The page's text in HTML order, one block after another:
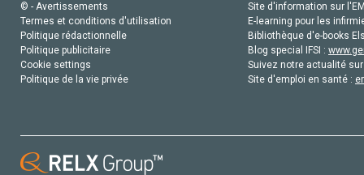
© - Avertissements
Termes et conditions d'utilisation
Politique rédactionnelle
Politique publicitaire
Cookie settings
Politique de la vie privée
Site d'information sur
E-learning pour les
Bibliothèque d'e-books
Blog special IFSI :
Suivez notre actualité
Site d'emploi en santé :